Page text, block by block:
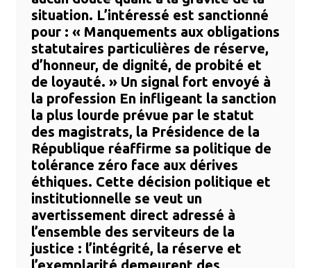
situation. L’intéressé est sanctionné
pour : ​« Manquements aux obligations
statutaires particulières de réserve,
d’honneur, de dignité, de probité et
de loyauté. » ​Un signal fort envoyé à
la profession ​En infligeant la sanction
la plus lourde prévue par le statut
des magistrats, la Présidence de la
République réaffirme sa politique de
tolérance zéro face aux dérives
éthiques. Cette décision politique et
institutionnelle se veut un
avertissement direct adressé à
l’ensemble des serviteurs de la
justice : l’intégrité, la réserve et
l’exemplarité demeurent des